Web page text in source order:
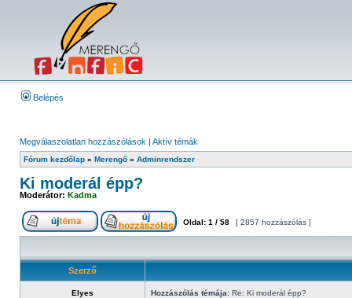
Belépés
Megválaszolatlan hozzászólások | Aktív témák
Fórum kezdőlap » Merengő » Adminrendszer
Ki moderál épp?
Moderátor: Kadma
Oldal: 1 / 58 [ 2857 hozzászólás ]
Szerző
Elyes Hozzászólás témája: Re: Ki moderál épp?